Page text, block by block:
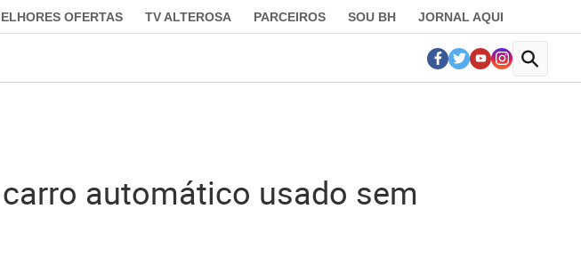
OFERTAS TV ALTEROSA PARCEIROS SOU BH JORNAL AQUI
automático usado sem